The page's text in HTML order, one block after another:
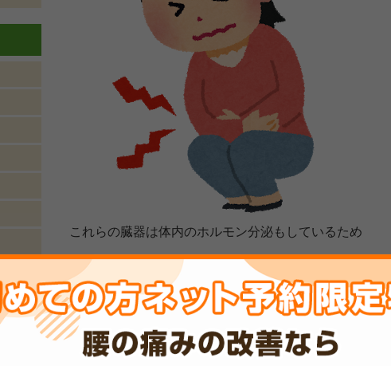
これらの臓器は体内のホルモン分泌もしているため
なかなか冷やしたくないものです